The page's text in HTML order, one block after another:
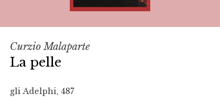
Curzio Malaparte
La pelle
gli Adelphi, 487